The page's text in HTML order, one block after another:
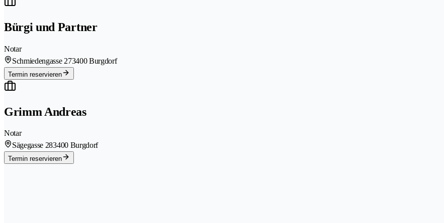
Bürgi und Partner
Notar
Schmiedengasse 273400 Burgdorf
Termin reservieren
Grimm Andreas
Notar
Sägegasse 283400 Burgdorf
Termin reservieren